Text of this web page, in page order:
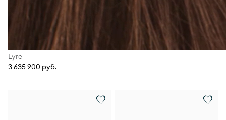
Lyre
3 635 900 руб.